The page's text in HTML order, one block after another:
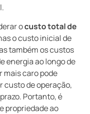
ocusto total de
o custo inicial de
também os custos
energia ao longo de
mais caro pode
custo de operação,
Portanto, é
propriedade ao